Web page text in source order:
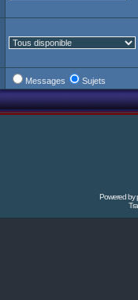
Messages Sujets
Powered by